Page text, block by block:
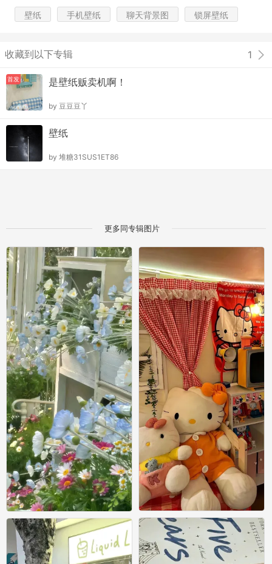
壁纸 手机壁纸 聊天背景图 锁屏壁纸
收藏到以下专辑 1
首发 是壁纸贩卖机啊！
by 豆豆豆丫
壁纸
by 堆糖31SUS1ET86
更多同专辑图片
壁纸
0